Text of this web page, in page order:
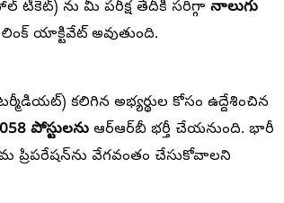
టికెట్) ను మీ పరీక్ష తేదీకి సరిగ్గా నాలుగు
యాక్టివేట్ అవుతుంది.
కలిగిన అభ్యర్థుల కోసం ఉద్దేశించిన
పోస్టులను ఆర్‌ఆర్‌బీ భర్తీ చేయనుంది. భారీ
ప్రిపరేషన్‌ను వేగవంతం చేసుకోవాలని